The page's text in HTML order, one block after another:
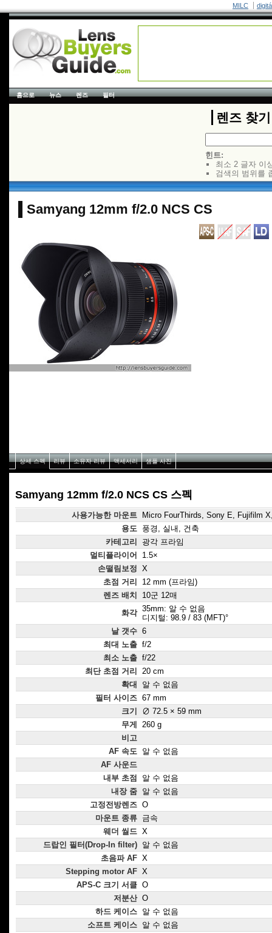
MILC
홈으로 뉴스 렌즈 필터
렌즈 찾기
힌트:
최소 2 글자 이
검색의 범위를
Samyang 12mm f/2.0 NCS CS
상세 스펙 리뷰 소유자 리뷰 액세서리 샘플 사진
Samyang 12mm f/2.0 NCS CS 스펙
사용가능한 마운트
Micro FourThirds, Sony E, Fujifilm
용도 풍경, 실내, 건축
카테고리
광각 프라임
멀티플라이어
1.5×
손떨림보정 X
초점 거리
12 mm (프라임)
렌즈 배치
10군 12매
화각 35mm: 알 수 없음
디지털: 98.9 / 83 (MFT)°
날 갯수 6
최대 노출 f/2
최소 노출 f/22
최단 초점 거리
20 cm
확대
알 수 없음
필터 사이즈 67 mm
크기
∅ 72.5 × 59 mm
무게
260 g
비고
AF 속도 알 수 없음
AF 사운드
내부 초점
알 수 없음
내장 줌 알 수 없음
고정전방렌즈 O
마운트 종류 금속
웨더 씰드 X
드랍인 필터(Drop-In filter) 알 수 없음
초음파 AF X
Stepping motor AF X
APS-C 크기 서클 O
저분산 O
하드 케이스 알 수 없음
소프트 케이스 알 수 없음